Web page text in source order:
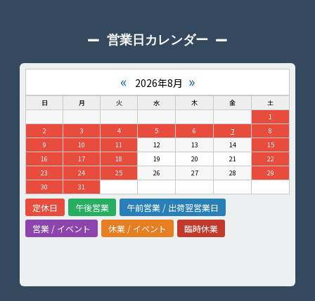
営業日カレンダー
« 2026年8月 »
日 月 火 水 木 金
土
1
2
3 4 5 6 7
8
9
10 11 12 13 14
15
16
17 18 19 20 21
22
23
24 25 26 27 28
29
30
31
定休日 午後営業
午前営業 / 出荷翌営業日
営業 / イベント
休業 / イベント 臨時休業